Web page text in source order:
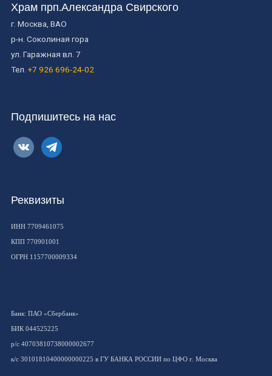
Храм прп.Александра Свирского
г. Москва, ВАО
р-н. Соколиная гора
ул. Гаражная вл. 7
Тел. +7 926 696-24-02
Подпишитесь на нас
vkontaktetelegram
Реквизиты
ИНН 7709461075
КПП 770901001
ОГРН 1157700009334
Банк: ПАО «Сбербанк»
БИК 044525225
р/с 40703810738000002677
к/с 30101810400000000225 в ГУ БАНКА РОССИИ по ЦФО г. Москва